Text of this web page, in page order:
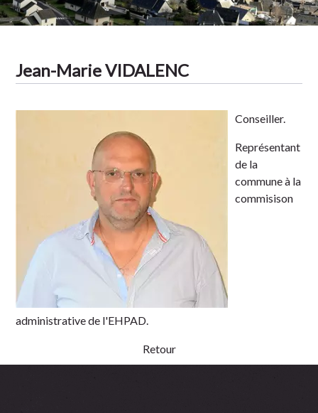
Jean-Marie VIDALENC
Conseiller.
Représentant
de la
commune à la
commisison
administrative de l'EHPAD.
Retour